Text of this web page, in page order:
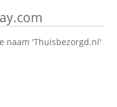
naam 'Thuisbezorgd.nl'